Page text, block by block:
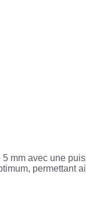
mm avec une
permettant